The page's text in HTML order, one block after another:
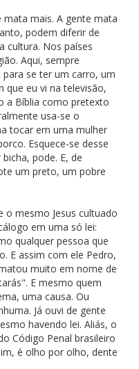
mais. A gente mata
podem diferir de
cultura. Nos países
Aqui, sempre
se ter um carro, um
que eu vi na televisão,
a Bíblia como pretexto
usa-se o
tocar em uma mulher
Esquece-se desse
pode. E, de
um preto, um pobre
o mesmo Jesus cultuado
em uma só lei:
qualquer pessoa que
E assim com ele Pedro,
muito em nome de
E mesmo quem
uma causa. Ou
Já ouvi de gente
havendo lei. Aliás, o
Código Penal brasileiro
é olho por olho, dente